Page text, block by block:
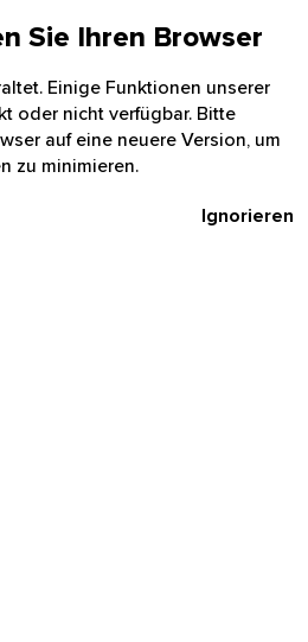
Sie Ihren Browser
Einige Funktionen unserer
oder nicht verfügbar. Bitte
auf eine neuere Version, um
zu minimieren.
Ignorieren